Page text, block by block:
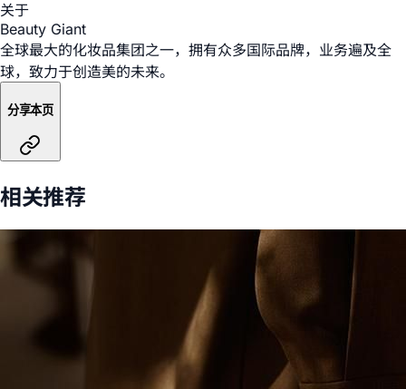
关于
Beauty Giant
全球最大的化妆品集团之一，拥有众多国际品牌，业务遍及全
球，致力于创造美的未来。
分享本页
相关推荐